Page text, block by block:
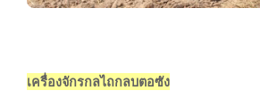
เครื่องจักรกลไถกลบตอซัง